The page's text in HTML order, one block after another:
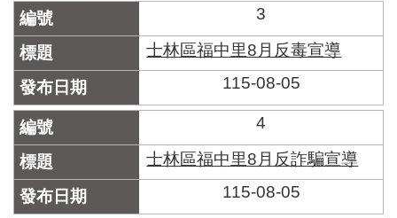
市
區
里
界
說
臺
北
市
鄰
長
名
3
士林區福中里8月反毒宣導
115-08-05
4
士林區福中里8月反詐騙宣導
115-08-05